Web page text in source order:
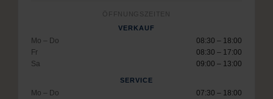
ÖFFNUNGSZEITEN
VERKAUF
Mo – Do
08:30 – 18:00
Fr
08:30 – 17:00
Sa
09:00 – 13:00
SERVICE
Mo – Do
07:30 – 18:00